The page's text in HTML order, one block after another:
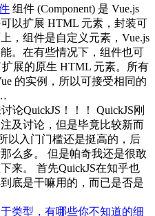
组件 (Component) 是 Vue.js
以扩展 HTML 元素，封装可
，组件是自定义元素，Vue.js
。在有些情况下，组件也可
展的原生 HTML 元素。所有
的实例，所以可接受相同的
论QuickJS！！！ QuickJS刚
及讨论，但是毕竟比较新而
以入门门槛还是挺高的，后
么多。 但是帕奇我还是很敢
来。 首先QuickJS在知乎也
底是干嘛用的，而已是否是
类型，有哪些你不知道的细